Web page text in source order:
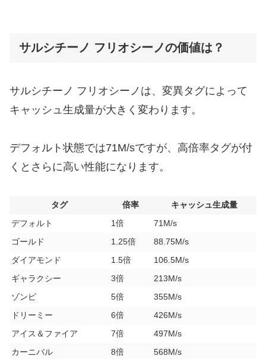
サルシチーノ フリオシーノの価値は？
サルシチーノ フリオシーノは、変異タグによって
キャッシュ生成量が大きく変わります。
デフォルト状態では71M/sですが、高倍率タグが付
くとさらに高い性能になります。
タグ 倍率
キャッシュ生成量
デフォルト
1倍
71M/s
ゴールド
1.25倍
88.75M/s
ダイアモンド
1.5倍
106.5M/s
ギャラクシー
3倍
213M/s
ゾンビ
5倍
355M/s
ドリーミー
6倍
426M/s
アイス＆ファイア
7倍
497M/s
カーニバル
8倍
568M/s